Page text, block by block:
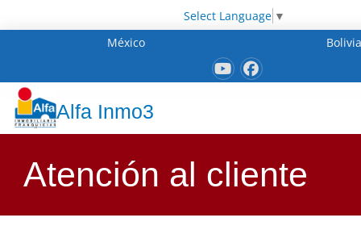
Select Language ▼
México
Bolivia
Alfa Inmo3
Atención al cliente